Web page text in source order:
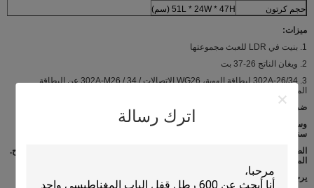
اترك رسالة
حجم كرتون
51L * 24W * 47H (سم)
ميزات:
1. بنيت في LDR للعبث مجموعتها
2. ويغان الناتج 26-37 بت
3. 302A-26/34 لبطاقة الهوية، WG26 الاتصالات / 302A-M26 / 34 عن البطاقة
الممغنطة (MIFARE و)، الاتصال WG26
ضمان الجودة:
سنوات
الضمان لمنتجات النسبية.
المزيد من المعلومات،
يرجى تصفح مركز خدمتنا.